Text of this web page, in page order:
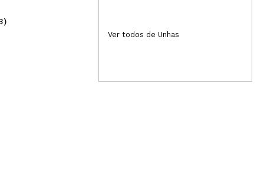
4,95€
Ver todos de Unhas